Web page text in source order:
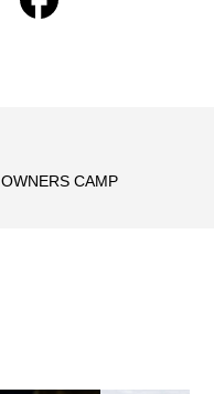
OWNERS CAMP